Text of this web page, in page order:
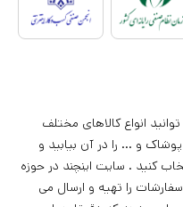
انواع کالاهای مختلف
پوشاک و ... را در آن بیابید و
کنید . سایت اینچند در حوزه
را تهیه و ارسال می